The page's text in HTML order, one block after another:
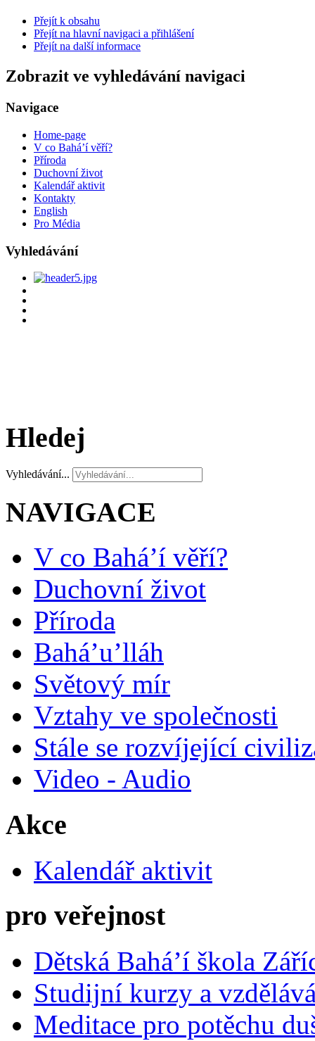
Přejít k obsahu
Přejít na hlavní navigaci a přihlášení
Přejít na další informace
Zobrazit ve vyhledávání navigaci
Navigace
Home-page
V co Bahá’í věří?
Příroda
Duchovní život
Kalendář aktivit
Kontakty
English
Pro Média
Vyhledávání
Hledej
Vyhledávání...
NAVIGACE
V co Bahá’í věří?
Duchovní život
Příroda
Bahá’u’lláh
Světový mír
Vztahy ve společnosti
Stále se rozvíjející
Video - Audio
Akce
Kalendář aktivit
pro veřejnost
Dětská Bahá’í škola
Studijní kurzy a
Meditace pro potěchu